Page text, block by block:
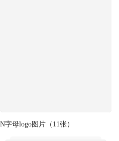
N字母logo图片 （11张）